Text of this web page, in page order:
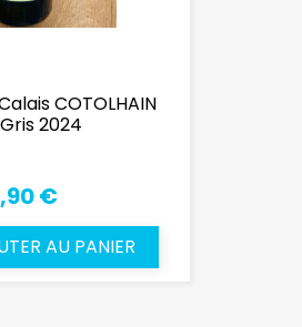
COTOLHAIN
2024
€
AU PANIER